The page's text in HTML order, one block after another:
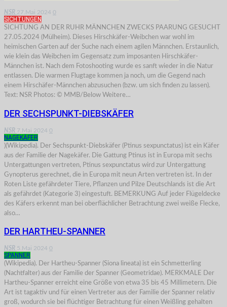
NSR 27.Mai 2024 0
SICHTUNGEN
SICHTUNG AN DER RUHR MÄNNCHEN ZWECKS PAARUNG GESUCHT
27.05.2024 (Mülheim). Dieses Hirschkäfer-Weibchen war wohl im
heimischen Garten auf der Suche nach einem agilen Männchen. Erstaunlich,
wie klein das Weibchen im Gegensatz zum imposanten Hirschkäfer-
Männchen ist. Nach dem Fotoshooting wurde es sanft wieder in die Natur
entlassen. Die warmen Flugtage kommen ja noch, um die Gegend nach
einem Hirschäfer-Männchen abzusuchen (bzw. um sich finden zu lassen).
Text: NSR Photos: © MMB/Below Weitere…
DER SECHSPUNKT-DIEBSKÄFER
NSR 7.Mai 2024 0
NAGEKÄFER
)(Wikipedia). Der Sechspunkt-Diebskäfer (Ptinus sexpunctatus) ist ein Käfer
aus der Familie der Nagekäfer. Die Gattung Ptinus ist in Europa mit sechs
Untergattungen vertreten, Ptinus sexpunctatus wird zur Untergattung
Gynopterus gerechnet, die in Europa mit neun Arten vertreten ist. In der
Roten Liste gefährdeter Tiere, Pflanzen und Pilze Deutschlands ist die Art
als gefährdet (Kategorie 3) eingestuft. BEMERKUNG Auf jeder Flügeldecke
des Käfers erkennt man bei oberflächlicher Betrachtung zwei weiße Flecke,
also…
DER HARTHEU-SPANNER
NSR 5.Mai 2024 0
SPANNER
(Wikipedia). Der Hartheu-Spanner (Siona lineata) ist ein Schmetterling
(Nachtfalter) aus der Familie der Spanner (Geometridae). MERKMALE Der
Hartheu-Spanner erreicht eine Größe von etwa 35 bis 45 Millimetern. Die
Art ist tagaktiv und für einen Vertreter aus der Familie der Spanner relativ
groß, wodurch sie bei flüchtiger Betrachtung für einen Weißling gehalten